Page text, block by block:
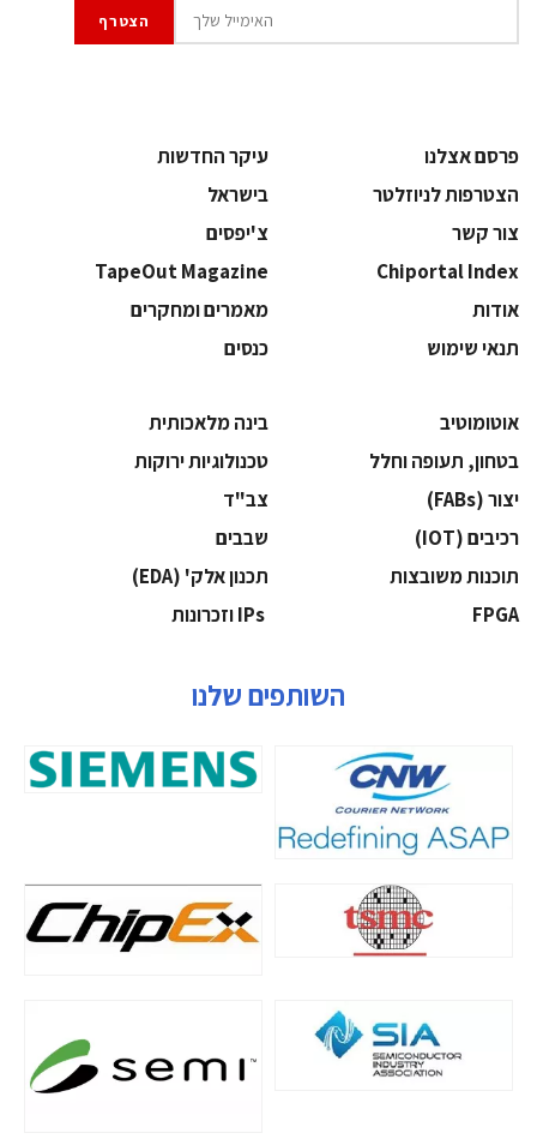
פרסם אצלנו
עיקר החדשות
הצטרפות לניוזלטר
בישראל
צור קשר
צ'יפסים
Chiportal Index
TapeOut Magazine
אודות
מאמרים ומחקרים
תנאי שימוש
כנסים
אוטומוטיב
בינה מלאכותית
בטחון, תעופה וחלל
‫טכנולוגיות ירוקות‬
‫יצור (‪(FABs‬‬
‫צב"ד‬
‫רכיבים‬ (IOT)
‫שבבים‬
‫תוכנות משובצות‬
‫תכנון אלק' (‪(EDA‬‬
‫‪FPGA‬‬
השותפים שלנו